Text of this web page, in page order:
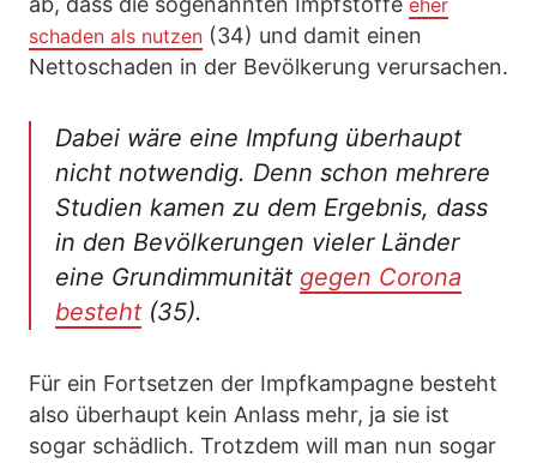
eher
schaden als nutzen (34) und damit einen
Nettoschaden in der Bevölkerung verursachen.
Dabei wäre eine Impfung überhaupt
nicht notwendig. Denn schon mehrere
Studien kamen zu dem Ergebnis, dass
in den Bevölkerungen vieler Länder
eine Grundimmunität gegen Corona
besteht (35).
Für ein Fortsetzen der Impfkampagne besteht
also überhaupt kein Anlass mehr, ja sie ist
sogar schädlich. Trotzdem will man nun sogar